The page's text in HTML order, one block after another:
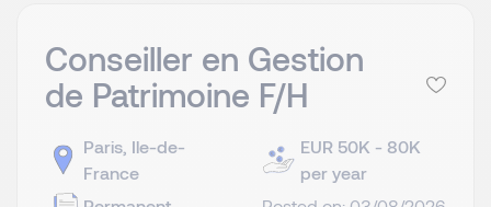
Conseiller en Gestion
de Patrimoine F/H
Paris, Ile-de-
France
EUR 50K - 80K
per year